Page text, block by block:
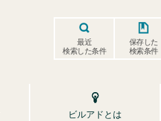
最近
検索した条件
保存した
検索条件
ビルアドとは